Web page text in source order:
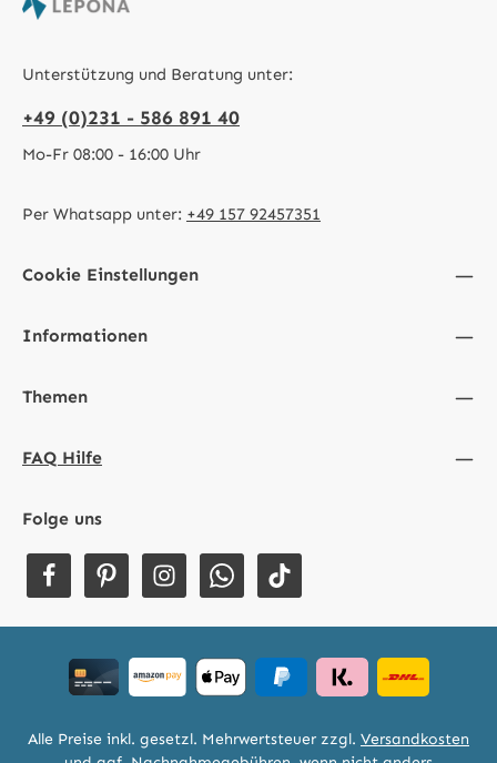
Unterstützung und Beratung unter:
+49 (0)231 - 586 891 40
Mo-Fr 08:00 - 16:00 Uhr
Per Whatsapp unter: +49 157 92457351
Cookie Einstellungen
Informationen
Themen
FAQ Hilfe
Folge uns
Alle Preise inkl. gesetzl. Mehrwertsteuer zzgl. Versandkosten